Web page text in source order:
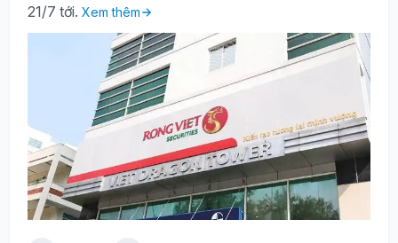
21/7 tới. Xem thêm